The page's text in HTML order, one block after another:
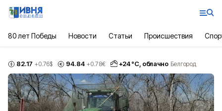
80 лет Победы Новости Статьи Происшествия
82.17 +0.76$ 94.84 +0.78€ +24°С, облачно Белгород